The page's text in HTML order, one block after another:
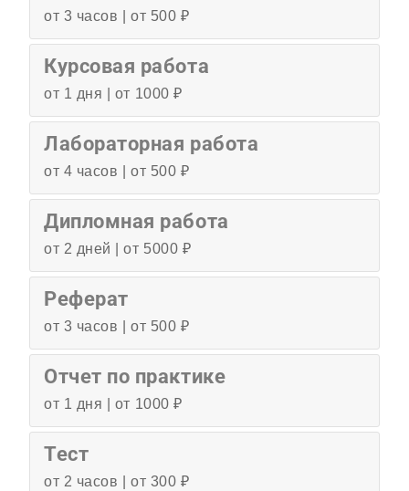
от 3 часов | от 500 ₽
Курсовая работа
от 1 дня | от 1000 ₽
Лабораторная работа
от 4 часов | от 500 ₽
Дипломная работа
от 2 дней | от 5000 ₽
Реферат
от 3 часов | от 500 ₽
Отчет по практике
от 1 дня | от 1000 ₽
Тест
от 2 часов | от 300 ₽